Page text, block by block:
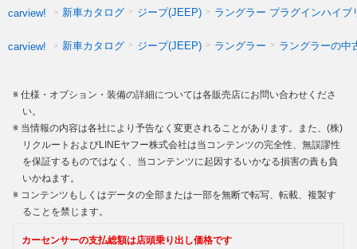
carview! 新車カタログ ジープ(JEEP) ラングラー プラグインハイブ
carview! 新車カタログ ジープ(JEEP) ラングラー ラングラーの中
仕様・オプション・装備の詳細については各販売店にお問い合わせくださ
い。
当情報の内容は各社により予告なく変更されることがあります。また、(株)
リクルートおよびLINEヤフー株式会社は当コンテンツの完全性、無誤謬性
を保証するものではなく、当コンテンツに起因するいかなる損害の責も負
いかねます。
コンテンツもしくはデータの全部または一部を無断で転写、転載、複製す
ることを禁じます。
カーセンサーの支払総額は店頭乗り出し価格です